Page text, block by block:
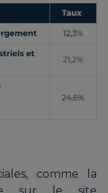
comme la
sur le site